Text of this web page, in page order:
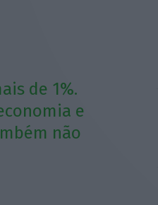
de 1%.
e
não